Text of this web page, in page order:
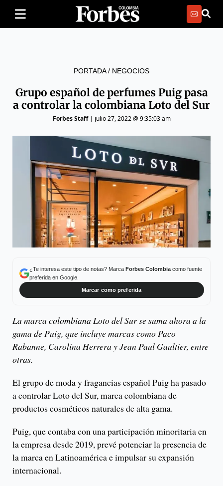
PORTADA/ NEGOCIOS
Grupo español de perfumes Puig pasa
a controlar la colombiana Loto del Sur
Forbes Staff| julio 27, 2022 @ 9:35:03 am
¿Te interesa este tipo de notas? Marca Forbes Colombiacomo fuente
preferida en Google.
Marcar como preferida
La marca colombiana Loto del Sur se suma ahora a la
gama de Puig, que incluye marcas como Paco
Rabanne, Carolina Herrera y Jean Paul Gaultier, entre
otras.
El grupo de moda y fragancias español Puig ha pasado
a controlar Loto del Sur, marca colombiana de
productos cosméticos naturales de alta gama.
Puig, que contaba con una participación minoritaria en
la empresa desde 2019, prevé potenciar la presencia de
la marca en Latinoamérica e impulsar su expansión
internacional.